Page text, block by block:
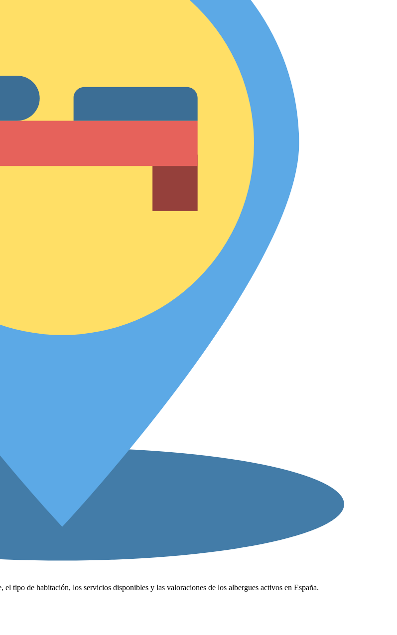
tipo de habitación, los servicios disponibles y las valoraciones de los albergues activos en España.